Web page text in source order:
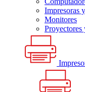
Impresoras
Monitores
Proyectores